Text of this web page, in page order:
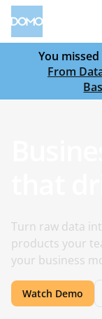
You
From
Turn raw data
products your
your business
Watch Demo